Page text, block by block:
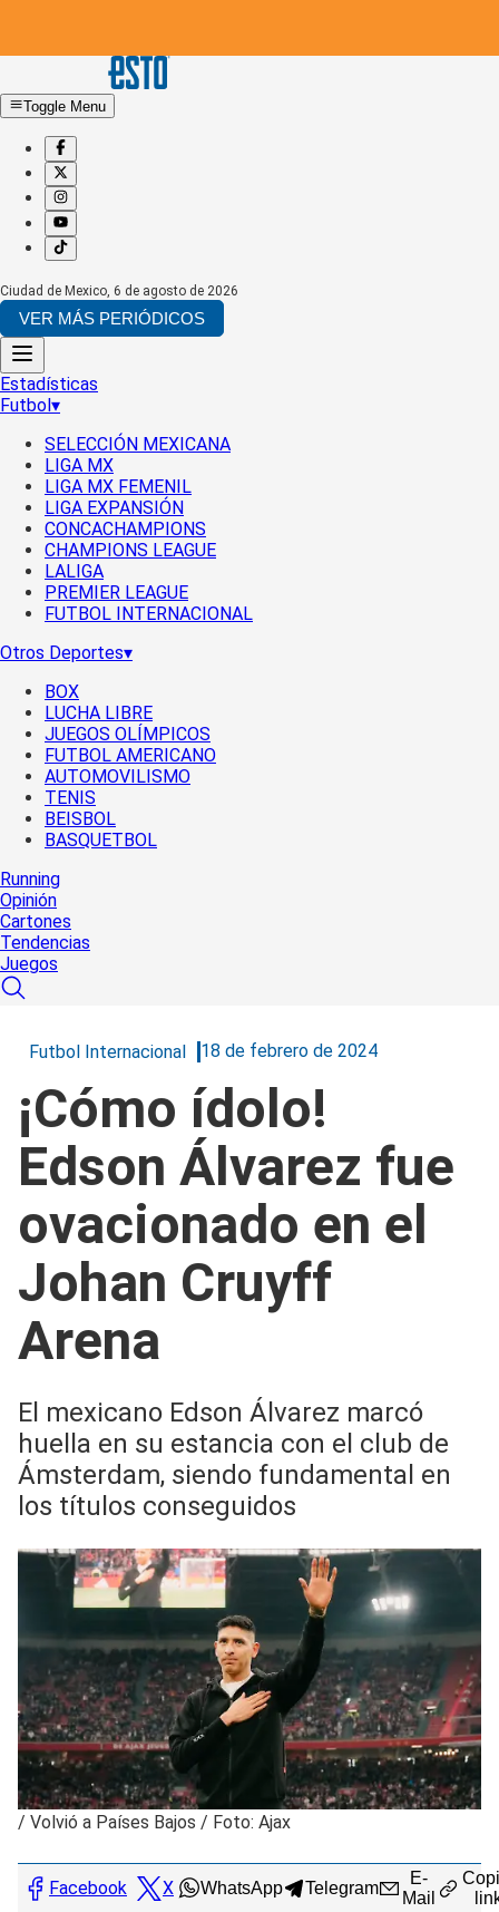
Toggle Menu
Ciudad de Mexico, 6 de agosto de 2026
VER MÁS PERIÓDICOS
Estadísticas
Futbol▾
SELECCIÓN MEXICANA
LIGA MX
LIGA MX FEMENIL
LIGA EXPANSIÓN
CONCACHAMPIONS
CHAMPIONS LEAGUE
LALIGA
PREMIER LEAGUE
FUTBOL INTERNACIONAL
Otros Deportes▾
BOX
LUCHA LIBRE
JUEGOS OLÍMPICOS
FUTBOL AMERICANO
AUTOMOVILISMO
TENIS
BEISBOL
BASQUETBOL
Running
Opinión
Cartones
Tendencias
Juegos
Futbol Internacional 18 de febrero de 2024
¡Cómo ídolo!
Edson Álvarez fue
ovacionado en el
Johan Cruyff
Arena
El mexicano Edson Álvarez marcó
huella en su estancia con el club de
Ámsterdam, siendo fundamental en
los títulos conseguidos
/ Volvió a Países Bajos / Foto: Ajax
Facebook X WhatsApp Telegram
E-
Mail